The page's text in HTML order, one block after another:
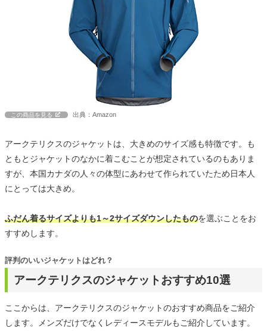
この商品を見る 出典：Amazon
アークテリクスのジャケットは、大きめのサイズ感も特徴です。も
ともとジャケットのなかに着こむことが想定されているのもありま
すが、本国カナダの人々の体型にあわせて作られていたため日本人
にとっては大きめ。
ふだん着るサイズよりも1～2サイズダウンしたものを選ぶことをお
すすめします。
アークテリクスのジャケットおすすめ10選
評判のいいジャケットはどれ？
ここからは、アークテリクスのジャケットのおすすめ商品をご紹介
します。メンズだけでなくレディースモデルもご紹介しています。